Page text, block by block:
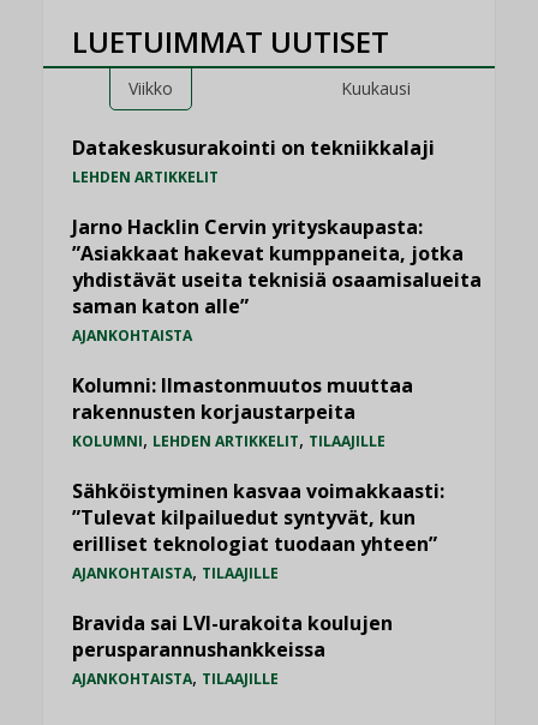
LUETUIMMAT UUTISET
Viikko Kuukausi
Datakeskusurakointi on tekniikkalaji
LEHDEN ARTIKKELIT
Jarno Hacklin Cervin yrityskaupasta:
”Asiakkaat hakevat kumppaneita, jotka
yhdistävät useita teknisiä osaamisalueita
saman katon alle”
AJANKOHTAISTA
Kolumni: Ilmastonmuutos muuttaa
rakennusten korjaustarpeita
KOLUMNI, LEHDEN ARTIKKELIT, TILAAJILLE
Sähköistyminen kasvaa voimakkaasti:
”Tulevat kilpailuedut syntyvät, kun
erilliset teknologiat tuodaan yhteen”
AJANKOHTAISTA, TILAAJILLE
Bravida sai LVI-urakoita koulujen
perusparannushankkeissa
AJANKOHTAISTA, TILAAJILLE